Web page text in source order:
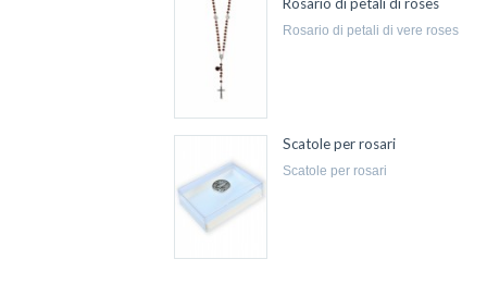
rosario di petali di vere roses
Scatole per rosari
scatole per rosari